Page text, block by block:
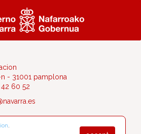
- 31001 pamplona
60 52
.